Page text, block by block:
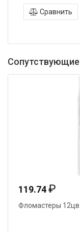
Сравнить
119.74₽
Фломастеры